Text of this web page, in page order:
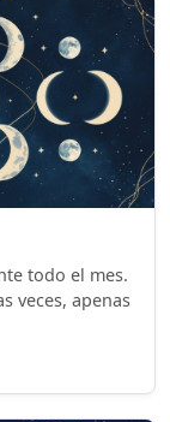
todo el mes.
veces, apenas